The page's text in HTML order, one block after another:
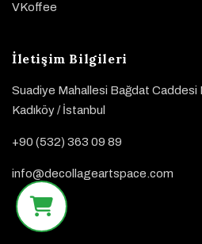
VKoffee
İletişim Bilgileri
Suadiye Mahallesi Bağdat Caddesi
Kadıköy / İstanbul
+90 (532) 363 09 89
info@decollageartspace.com